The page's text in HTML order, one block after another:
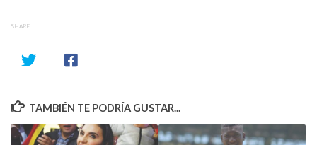
SHARE
TAMBIÉN TE PODRÍA GUSTAR...